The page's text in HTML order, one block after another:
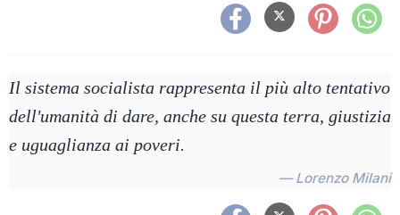
Il sistema socialista rappresenta il più alto tentativo
dell'umanità di dare, anche su questa terra, giustizia
e uguaglianza ai poveri.
— Lorenzo Milani